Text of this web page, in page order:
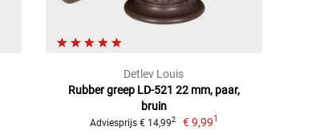
Detlev Louis
Rubber greep LD-521 22 mm, paar,
bruin
Adviesprijs € 14,992 € 9,991